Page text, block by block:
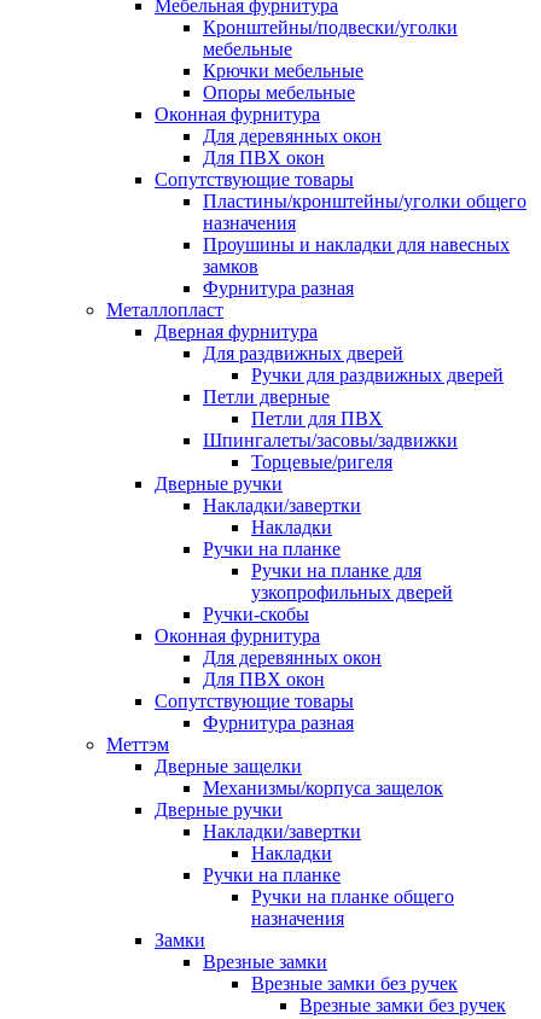
Мебельная фурнитура
Кронштейны/подвески/уголки
мебельные
Крючки мебельные
Опоры мебельные
Оконная фурнитура
Для деревянных окон
Для ПВХ окон
Сопутствующие товары
Пластины/кронштейны/уголки общего
назначения
Проушины и накладки для навесных
замков
Фурнитура разная
Металлопласт
Дверная фурнитура
Для раздвижных дверей
Ручки для раздвижных дверей
Петли дверные
Петли для ПВХ
Шпингалеты/засовы/задвижки
Торцевые/ригеля
Дверные ручки
Накладки/завертки
Накладки
Ручки на планке
Ручки на планке для
узкопрофильных дверей
Ручки-скобы
Оконная фурнитура
Для деревянных окон
Для ПВХ окон
Сопутствующие товары
Фурнитура разная
Меттэм
Дверные защелки
Механизмы/корпуса защелок
Дверные ручки
Накладки/завертки
Накладки
Ручки на планке
Ручки на планке общего
назначения
Замки
Врезные замки
Врезные замки без ручек
Врезные замки без ручек